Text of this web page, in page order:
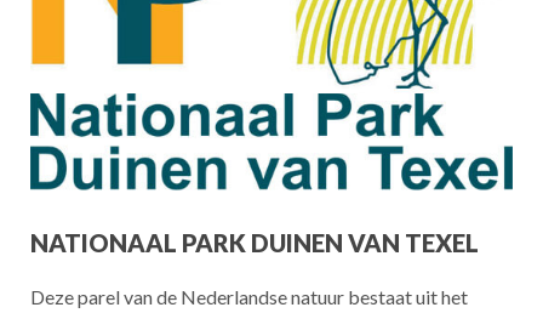
NATIONAAL PARK DUINEN VAN TEXEL
Deze parel van de Nederlandse natuur bestaat uit het